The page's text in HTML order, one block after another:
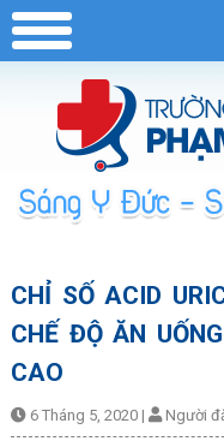
CHỈ SỐ ACID
CHẾ ĐỘ ĂN
CAO
6 Tháng 5, 2020 | Người